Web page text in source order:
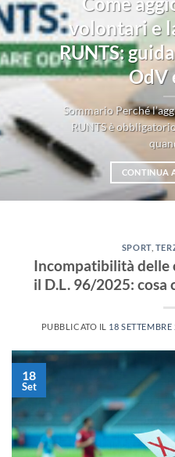
volontari e
RUNTS:
OdV
Sommario Perché
RUNTS è
CONTINUA
SPORT,
Incompatibilità delle
il D.L. 96/2025: cosa
PUBBLICATO IL 18 SETTEMBRE
18
Set